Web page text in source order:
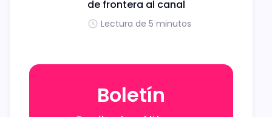
de frontera al canal
Lectura de 5 minutos
Boletín